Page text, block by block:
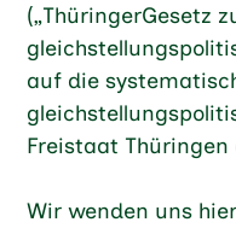
(„ThüringerGesetz
auf die
Freistaat Thüringen
Wir wenden uns